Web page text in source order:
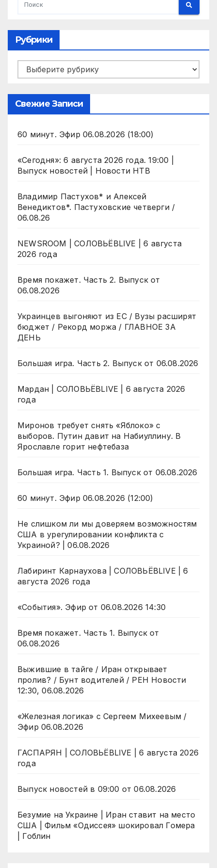
Рубрики
Рубрики
Свежие Записи
60 минут. Эфир 06.08.2026 (18:00)
«Сегодня»: 6 августа 2026 года. 19:00 |
Выпуск новостей | Новости НТВ
Владимир Пастухов* и Алексей
Венедиктов*. Пастуховские четверги /
06.08.26
NEWSROOM | СОЛОВЬЁВLIVE | 6 августа
2026 года
Время покажет. Часть 2. Выпуск от
06.08.2026
Украинцев выгоняют из ЕС / Вузы расширят
бюджет / Рекорд моржа / ГЛАВНОЕ ЗА
ДЕНЬ
Большая игра. Часть 2. Выпуск от 06.08.2026
Мардан | СОЛОВЬЁВLIVE | 6 августа 2026
года
Миронов требует снять «Яблоко» с
выборов. Путин давит на Набиуллину. В
Ярославле горит нефтебаза
Большая игра. Часть 1. Выпуск от 06.08.2026
60 минут. Эфир 06.08.2026 (12:00)
Не слишком ли мы доверяем возможностям
США в урегулировании конфликта с
Украиной? | 06.08.2026
Лабиринт Карнаухова | СОЛОВЬЁВLIVE | 6
августа 2026 года
«События». Эфир от 06.08.2026 14:30
Время покажет. Часть 1. Выпуск от
06.08.2026
Выжившие в тайге / Иран открывает
пролив? / Бунт водителей / РЕН Новости
12:30, 06.08.2026
«Железная логика» с Сергеем Михеевым /
Эфир 06.08.2026
ГАСПАРЯН | СОЛОВЬЁВLIVE | 6 августа 2026
года
Выпуск новостей в 09:00 от 06.08.2026
Безумие на Украине | Иран ставит на место
США | Фильм «Одиссея» шокировал Гомера
| Гоблин